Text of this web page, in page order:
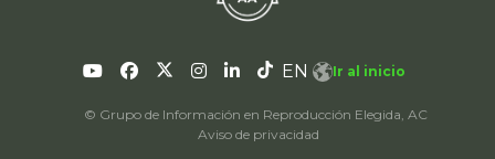
© Grupo de Información en Reproducción Elegida, AC
Aviso de privacidad
EN Ir al inicio